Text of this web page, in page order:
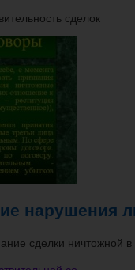
сделок
нарушения
сделки